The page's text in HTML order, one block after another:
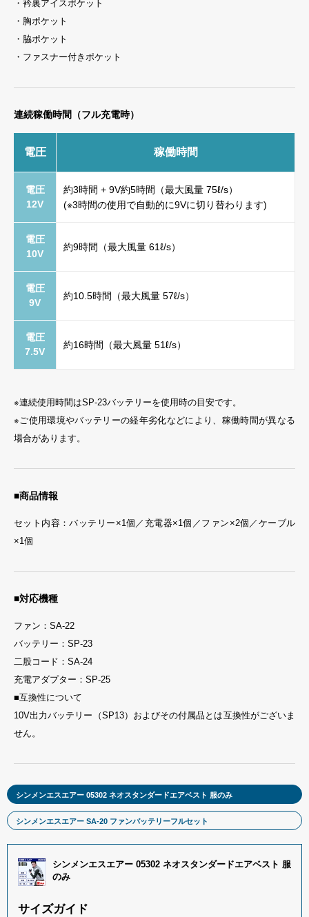
・衿裏アイスポケット
・胸ポケット
・脇ポケット
・ファスナー付きポケット
連続稼働時間（フル充電時）
電圧 稼働時間
電圧
12V
約3時間 + 9V約5時間（最大風量 75ℓ/s）
(※3時間の使用で自動的に9Vに切り替わります)
電圧
10V
約9時間（最大風量 61ℓ/s）
電圧
9V
約10.5時間（最大風量 57ℓ/s）
電圧
7.5V
約16時間（最大風量 51ℓ/s）
※連続使用時間はSP-23バッテリーを使用時の目安です。
※ご使用環境やバッテリーの経年劣化などにより、稼働時間が異なる
場合があります。
■商品情報
セット内容：バッテリー×1個／充電器×1個／ファン×2個／ケーブル
×1個
■対応機種
ファン：SA-22
バッテリー：SP-23
二股コード：SA-24
充電アダプター：SP-25
■互換性について
10V出力バッテリー（SP13）およびその付属品とは互換性がございま
せん。
シンメンエスエアー 05302 ネオスタンダードエアベスト 服のみ
シンメンエスエアー SA-20 ファンバッテリーフルセット
シンメンエスエアー 05302 ネオスタンダードエアベスト 服
のみ
サイズガイド